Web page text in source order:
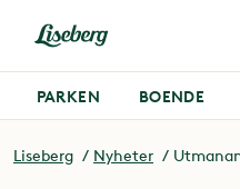
PARKEN BOENDE
Liseberg Nyheter